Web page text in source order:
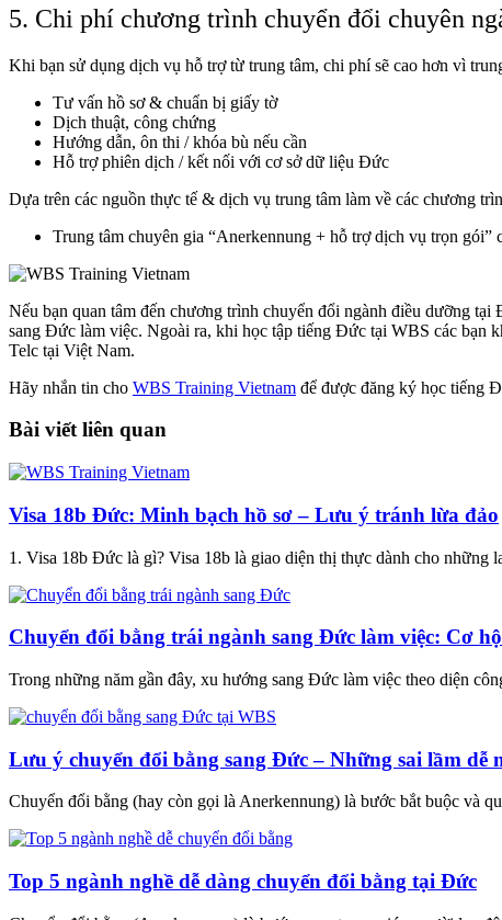
5. Chi phí chương trình chuyển đổi chuyên
Khi bạn sử dụng dịch vụ hỗ trợ từ trung tâm, chi phí sẽ cao hơn vì
Tư vấn hồ sơ & chuẩn bị giấy tờ
Dịch thuật, công chứng
Hướng dẫn, ôn thi / khóa bù nếu cần
Hỗ trợ phiên dịch / kết nối với cơ sở dữ liệu Đức
Dựa trên các nguồn thực tế & dịch vụ trung tâm làm về các chương
Trung tâm chuyên gia “Anerkennung + hỗ trợ dịch vụ trọn gói”
Nếu bạn quan tâm đến chương trình chuyển đổi ngành điều dưỡng tại
sang Đức làm việc. Ngoài ra, khi học tập tiếng Đức tại WBS các bạn
Telc tại Việt Nam.
Hãy nhắn tin cho WBS Training Vietnam để được đăng ký học tiếng
Bài viết liên quan
Visa 18b Đức: Minh bạch hồ sơ – Lưu ý tránh lừa đảo
1. Visa 18b Đức là gì? Visa 18b là giao diện thị thực dành cho những
Chuyển đổi bằng trái ngành sang Đức làm việc: Cơ
Trong những năm gần đây, xu hướng sang Đức làm việc theo diện
Lưu ý chuyển đổi bằng sang Đức – Những sai lầm dễ
Chuyển đổi bằng (hay còn gọi là Anerkennung) là bước bắt buộc và
Top 5 ngành nghề dễ dàng chuyển đổi bằng tại Đức